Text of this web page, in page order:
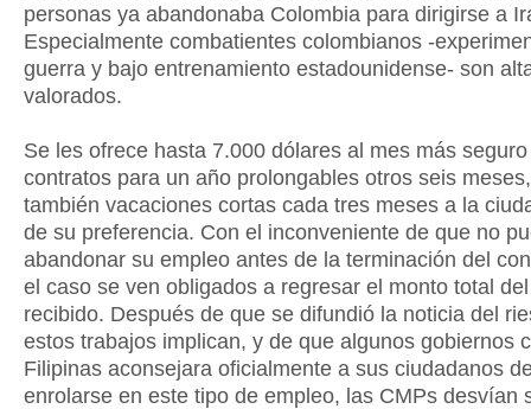
personas ya abandonaba Colombia para dirigirse a
Especialmente combatientes colombianos -
guerra y bajo entrenamiento estadounidense- son
valorados.
Se les ofrece hasta 7.000 dólares al mes más
contratos para un año prolongables otros seis
también vacaciones cortas cada tres meses a la
de su preferencia. Con el inconveniente de que no
abandonar su empleo antes de la terminación del
el caso se ven obligados a regresar el monto total
recibido. Después de que se difundió la noticia del
estos trabajos implican, y de que algunos gobiernos
Filipinas aconsejara oficialmente a sus ciudadanos
enrolarse en este tipo de empleo, las CMPs desvían